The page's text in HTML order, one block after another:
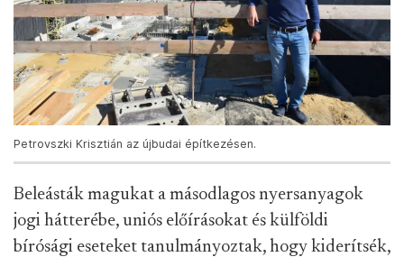
Petrovszki Krisztián az újbudai építkezésen.
Beleásták magukat a másodlagos nyersanyagok
jogi hátterébe, uniós előírásokat és külföldi
bírósági eseteket tanulmányoztak, hogy kiderítsék,